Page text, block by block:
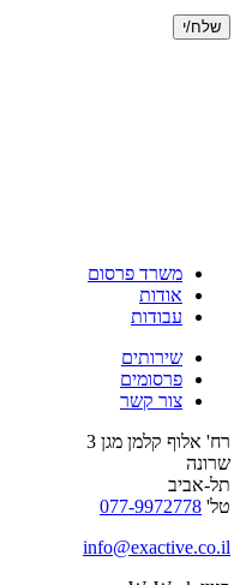
משרד פרסום
אודות
עבודות
שירותים
פרסומים
צור קשר
רח' אלוף קלמן מגן 3
שרונה
תל-אביב
טל' 077-9972778
info@exactive.co.il